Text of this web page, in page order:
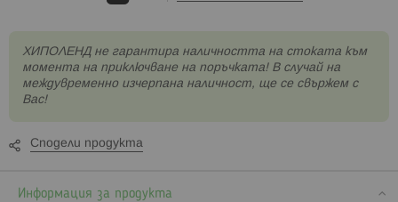
XИПОЛЕНД не гарантира наличността на стоката към
момента на приключване на поръчката! В случай на
междувременно изчерпана наличност, ще се свържем с
Вас!
Сподели продукта
Информация за продукта